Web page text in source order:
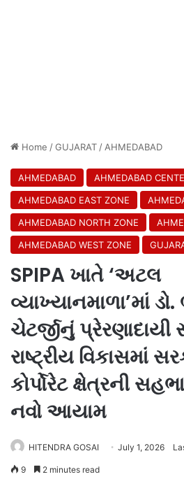
Home /GUJARAT / AHMEDABAD
AHMEDABAD
AHMEDABAD
AHMEDABAD EAST ZONE
AHMEDABAD NORTH ZONE
AHMEDABAD WEST ZONE
SPIPA ખાતે ‘અટલ
વ્યાખ્યાનમાળા’માં
ચેટર્જીનું
રાષ્ટ્રીય વિકાસમાં
કોર્પોરેટ ક્ષેત્રની
નવો આયામ
HITENDRA GOSAI July 1, 2026
9 2 minutes read